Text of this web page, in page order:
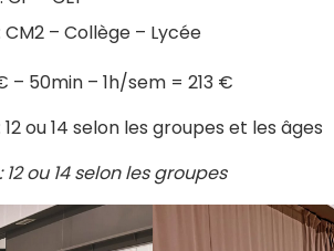
– Collège – Lycée
– 50min – 1h/sem = 213 €
ou 14 selon les groupes et les âges
ou 14 selon les groupes